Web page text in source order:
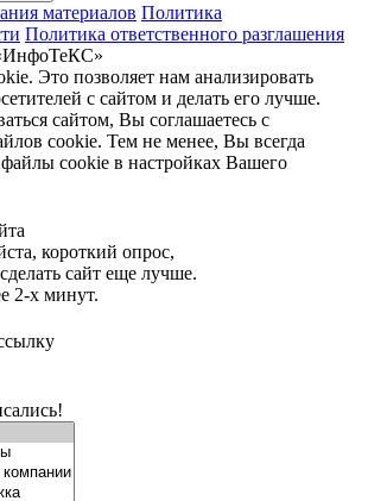
материалов Политика
Политика ответственного разглашения
Это позволяет нам анализировать
с сайтом и делать его лучше.
сайтом, Вы соглашаетесь с
cookie. Тем не менее, Вы всегда
cookie в настройках Вашего
короткий опрос,
сайт еще лучше.
2-х минут.